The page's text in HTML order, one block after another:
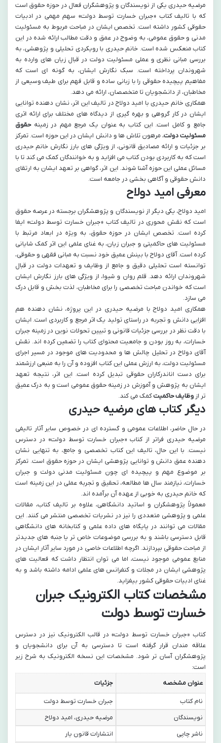
مرضیه حیدری یکی از نویسندگان و پژوهشگران فعال در حوزه حقوق است
که با تالیف کتاب «جبران خسارت توسط دولت» سهم مهمی در ادبیات
حقوقی کشور داشته است. تخصص ایشان در مباحث مربوط به مسئولیت
مدنی و حقوق عمومی، به وضوح در عمق و دقت مطالب ارائه شده در این
کتاب منعکس شده است. خانم حیدری با رویکردی تحلیلی و پژوهشی، به
بررسی مبانی نظری و عملی مسئولیت دولت در قبال زیان های وارده به
شهروندان پرداخته است. سبک نگارش ایشان، به گونه ای است که
مفاهیم پیچیده حقوقی را با زبانی ساده و قابل فهم برای طیف وسیعی از
مخاطبان، از دانشجویان تا متخصصان، ارائه می دهد.
همکاری خانم حیدری با امید دولاح در تالیف این اثر، نشان دهنده توانایی
ایشان در کار گروهی و بهره گیری از دیدگاه های مختلف برای ارائه اثری
جامع و کامل است. این کتاب به عنوان یک مرجع مهم در زمینهحقوق
مسئولیت دولت، مرهون تلاش ها و دانش ایشان در این حوزه است. تمرکز
بر جزئیات و ارائه مصادیق قانونی، از ویژگی های بارز نگارش خانم حیدری
است که به کاربردی بودن کتاب می افزاید و به خوانندگان کمک می کند تا با
مسائل عملی این حوزه آشنا شوند. این اثر، گواهی بر تعهد ایشان به ارتقای
دانش حقوقی و آگاهی بخشی در جامعه است.
معرفی امید دولاح
امید دولاح، یکی دیگر از نویسندگان و پژوهشگران برجسته در عرصه حقوق
است که نقش محوری در تالیف کتاب «جبران خسارت توسط دولت» ایفا
کرده است. تخصص ایشان در حوزه حقوق، به ویژه در ابعاد مرتبط با
مسئولیت های حاکمیتی و جبران زیان، به غنای علمی این اثر کمک شایانی
کرده است. آقای دولاح با بینش عمیق خود نسبت به مبانی فقهی و حقوقی،
توانسته است تحلیلی دقیق و جامع از وظایف و تعهدات دولت در قبال
شهروندان ارائه دهد. قلم روان و شیوا، از ویژگی های بارز نگارش ایشان
است که خواندن مباحث تخصصی را برای مخاطبان، لذت بخش و قابل درک
می سازد.
همکاری امید دولاح با مرضیه حیدری در این پروژه، نشان دهنده هم
افزایی دانش و تجربه در راستای تولید یک اثر مرجع و کاربردی است. ایشان
با دقت نظر در بررسی جزئیات قانونی و تبیین تحولات نوین در زمینه جبران
خسارات، به روز بودن و جامعیت محتوای کتاب را تضمین کرده اند. نقش
آقای دولاح در تحلیل چالش ها و محدودیت های موجود در مسیر اجرای
مسئولیت دولت، به ارزش عملی این کتاب افزوده و آن را به منبعی ارزشمند
برای دست اناندرکاران حقوقی تبدیل کرده است. این اثر، نتیجه تعهد
ایشان به پژوهش و آموزش در زمینه حقوق عمومی است و به درک عمیق
تر از وظایف حاکمیتکمک می کند.
دیگر کتاب های مرضیه حیدری
در حال حاضر، اطلاعات عمومی و گسترده ای در خصوص سایر آثار تالیفی
مرضیه حیدری فراتر از کتاب «جبران خسارت توسط دولت» در دسترس
نیست. با این حال، تالیف این کتاب تخصصی و جامع، به تنهایی نشان
دهنده عمق دانش و توانایی پژوهشی ایشان در حوزه حقوق است. تمرکز
بر موضوع مهم و پیچیده ای چون مسئولیت مدنی دولت و جبران
خسارات، نیازمند سال ها مطالعه، تحقیق و تجربه عملی در این زمینه است
که خانم حیدری به خوبی از عهده آن برآمده اند.
معمولاً پژوهشگران و اساتید دانشگاهی، علاوه بر تالیف کتاب، مقالات
علمی و پژوهشی متعددی را نیز در نشریات تخصصی منتشر می کنند. این
مقالات می توانند در پایگاه های داده علمی و کتابخانه های دانشگاهی
قابل دسترسی باشند و به بررسی موضوعات خاص تر یا جنبه های جدیدتر
از مباحث حقوقی بپردازند. اگرچه اطلاعات خاصی در مورد سایر آثار ایشان در
منابع عمومی موجود نیست، اما می توان انتظار داشت که فعالیت های
پژوهشی ایشان در مجلات و کنفرانس های علمی ادامه داشته باشد و به
غنای ادبیات حقوقی کشور بیفزاید.
مشخصات کتاب الکترونیک جبران
خسارت توسط دولت
کتاب «جبران خسارت توسط دولت» در قالب الکترونیک نیز در دسترس
علاقه مندان قرار گرفته است تا دسترسی به آن برای دانشجویان و
پژوهشگران آسان تر شود. مشخصات این نسخه الکترونیک به شرح زیر
است:
عنوان مشخصه
جزئیات
نام کتاب
جبران خسارت توسط دولت
نویسندگان
مرضیه حیدری، امید دولاح
ناشر چاپی
انتشارات قانون یار